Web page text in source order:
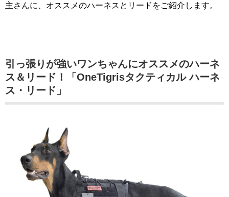
主さんに、オススメのハーネスとリードをご紹介します。
引っ張りが強いワンちゃんにオススメのハーネ
ス＆リード！「OneTigrisタクティカル ハーネ
ス・リード」